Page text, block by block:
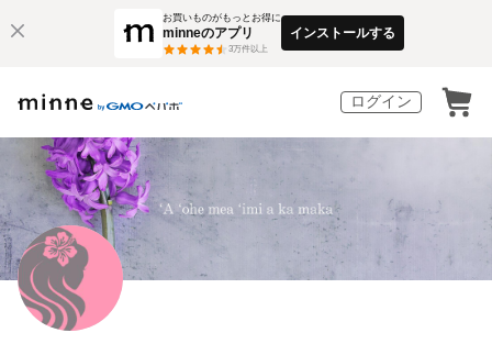
お買いものがもっとお得に
minneのアプリ
3万件以上
インストールする
ログイン